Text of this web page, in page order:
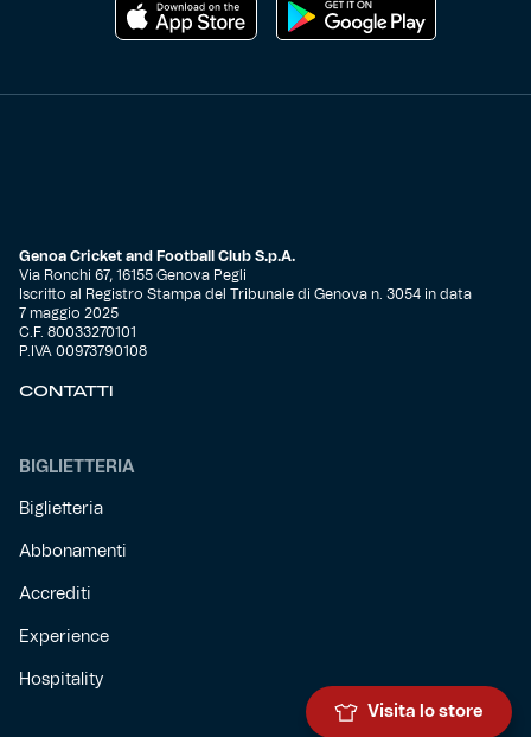
Genoa Cricket and Football Club S.p.A.
Via Ronchi 67, 16155 Genova Pegli
Iscritto al Registro Stampa del Tribunale di Genova n. 3054 in data
7 maggio 2025
C.F. 80033270101
P.IVA 00973790108
CONTATTI
BIGLIETTERIA
Biglietteria
Abbonamenti
Accrediti
Experience
Hospitality
Visita lo store